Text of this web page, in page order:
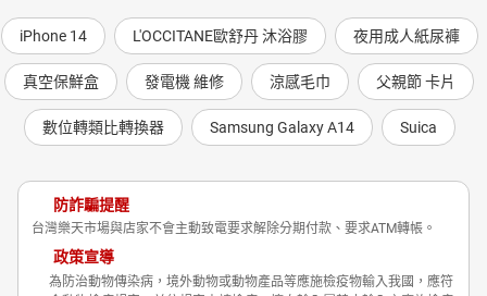
iPhone 14 L'OCCITANE歐舒丹 沐浴膠 夜用成人紙尿褲
真空保鮮盒 發電機 維修 涼感毛巾 父親節 卡片
數位轉類比轉換器 Samsung Galaxy A14 Suica
防詐騙提醒
台灣樂天市場與店家不會主動致電要求解除分期付款、要求ATM轉帳。
政策宣導
為防治動物傳染病，境外動物或動物產品等應施檢疫物輸入我國，應符